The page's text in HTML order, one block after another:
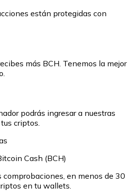
están protegidas con
más BCH. Tenemos la mejor
podrás ingresar a nuestras
criptos.
Cash (BCH)
comprobaciones, en menos de 30
en tu wallets.